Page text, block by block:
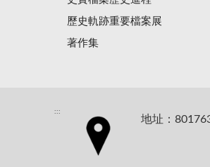
歷史軌跡重要檔案展
著作集
:::
地址：